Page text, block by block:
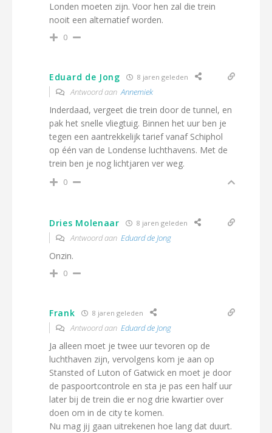
Londen moeten zijn. Voor hen zal die trein
nooit een alternatief worden.
0
Eduard de Jong 8 jaren geleden
Antwoord aanAnnemiek
Inderdaad, vergeet die trein door de tunnel, en
pak het snelle vliegtuig. Binnen het uur ben je
tegen een aantrekkelijk tarief vanaf Schiphol
op één van de Londense luchthavens. Met de
trein ben je nog lichtjaren ver weg.
0
Dries Molenaar 8 jaren geleden
Antwoord aan Eduard de Jong
Onzin.
0
Frank 8 jaren geleden
Antwoord aan Eduard de Jong
Ja alleen moet je twee uur tevoren op de
luchthaven zijn, vervolgens kom je aan op
Stansted of Luton of Gatwick en moet je door
de paspoortcontrole en sta je pas een half uur
later bij de trein die er nog drie kwartier over
doen om in de city te komen.
Nu mag jij gaan uitrekenen hoe lang dat duurt.